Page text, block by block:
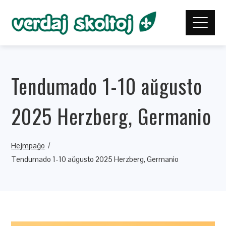
Tendumado 1-10 aŭgusto
2025 Herzberg, Germanio
Hejmpaĝo
Tendumado 1-10 aŭgusto 2025 Herzberg, Germanio